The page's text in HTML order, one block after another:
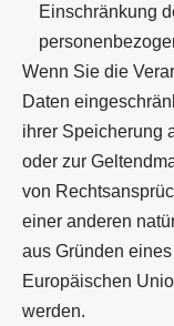
Einschränkung
Wenn Sie die
Daten
ihrer Speicherung
oder zur
von
einer anderen
aus Gründen
Europäischen
werden.